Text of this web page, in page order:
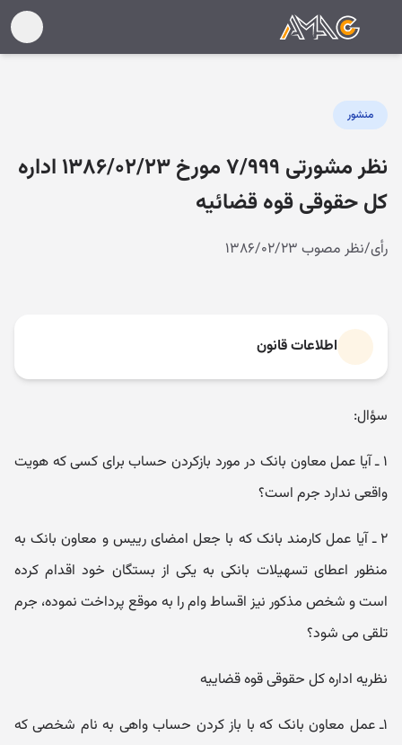
منشور
نظر مشورتی ۷/۹۹۹ مورخ ۱۳۸۶/۰۲/۲۳ اداره
کل حقوقی قوه قضائیه
رأی/نظر مصوب ۱۳۸۶/۰۲/۲۳
اطلاعات قانون
سؤال:
۱ ـ آیا عمل معاون بانک در مورد بازکردن حساب برای کسی که هویت
واقعی ندارد جرم است؟
۲ ـ آیا عمل کارمند بانک که با جعل امضای رییس و معاون بانک به
منظور اعطای تسهیلات بانکی به یکی از بستگان خود اقدام کرده
است و شخص مذکور نیز اقساط وام را به موقع پرداخت نموده، جرم
تلقی می شود؟
نظریه اداره کل حقوقی قوه قضاییه
۱ـ عمل معاون بانک که با باز کردن حساب واهی به نام شخصی که